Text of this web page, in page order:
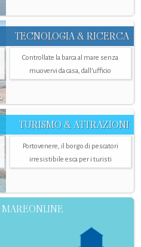
TECNOLOGIA & RICERCA
Controllate la barca al mare senza
muovervi da casa, dall’ufficio
TURISMO & ATTRAZIONI
Portovenere, il borgo di pescatori
irresistibile esca per i turisti